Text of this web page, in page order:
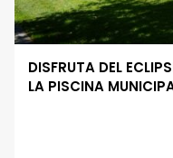
DISFRUTA DEL
LA PISCINA